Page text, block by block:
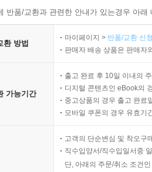
반품/교환과 관련한 안내가 있는경우 아
환 방법
마이페이지 > 반품/교환 신
판매자 배송 상품은 판매자
가능기간
출고 완료 후 10일 이내의
디지털 콘텐츠인 eBook의
중고상품의 경우 출고 완료
모바일 쿠폰의 경우 유효기
고객의 단순변심 및 착오구
직수입양서/직수입일서중
단, 아래의 주문/취소 조건